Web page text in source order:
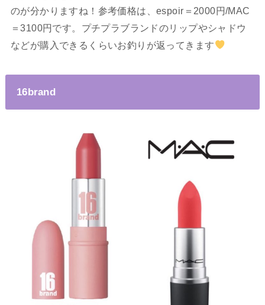
のが分かりますね！参考価格は、espoir＝2000円/MAC
＝3100円です。プチプラブランドのリップやシャドウ
などが購入できるくらいお釣りが返ってきます
16brand